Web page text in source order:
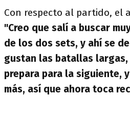
Con respecto al partido, el
"Creo que salí a buscar
de los dos sets, y ahí se
gustan las batallas largas,
prepara para la siguiente,
más, así que ahora toca